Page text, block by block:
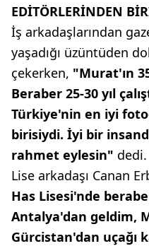
EDİTÖRLERİNDEN
İş arkadaşlarından
yaşadığı üzüntüden
çekerken, "Murat'ın
Beraber 25-30 yıl
Türkiye'nin en iyi
birisiydi. İyi bir
rahmet eylesin" dedi.
Lise arkadaşı Canan
Has Lisesi'nde
Antalya'dan geldim,
Gürcistan'dan uçağı